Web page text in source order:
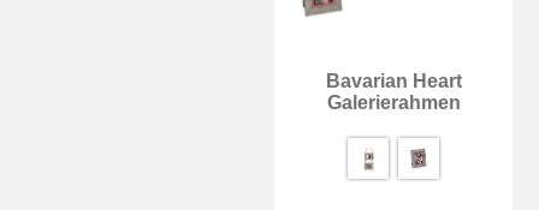
Bavarian Heart
Galerierahmen